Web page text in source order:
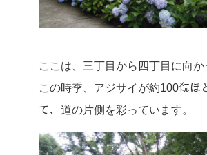
ここは、三丁目から四丁目に向か
この時季、アジサイが約100㍍ほ
て、道の片側を彩っています。